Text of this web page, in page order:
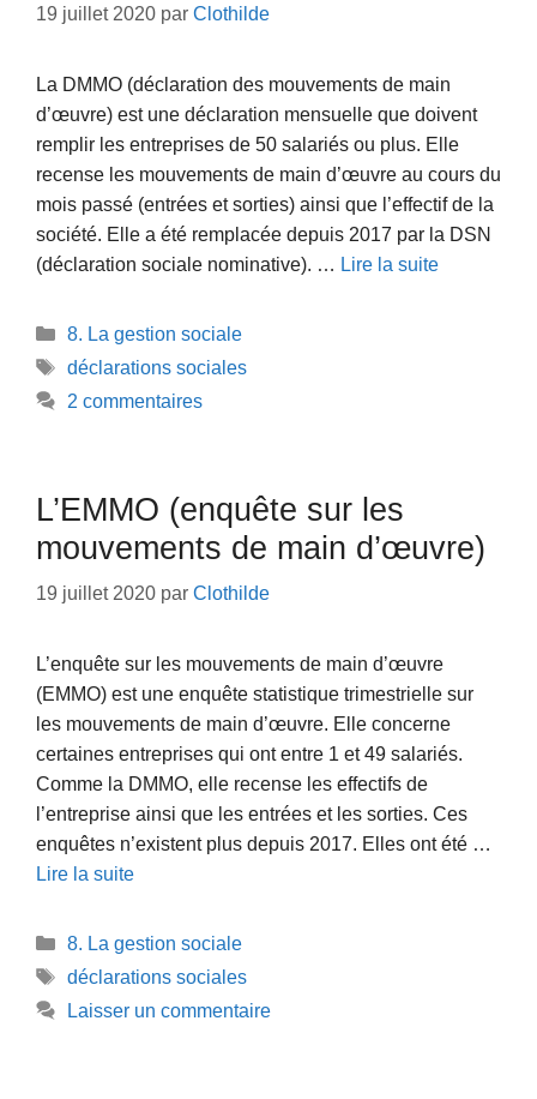
19 juillet 2020 par Clothilde
La DMMO (déclaration des mouvements de main
d’œuvre) est une déclaration mensuelle que doivent
remplir les entreprises de 50 salariés ou plus. Elle
recense les mouvements de main d’œuvre au cours du
mois passé (entrées et sorties) ainsi que l’effectif de la
société. Elle a été remplacée depuis 2017 par la DSN
(déclaration sociale nominative). … Lire la suite
Catégories
8. La gestion sociale
Étiquettes
déclarations sociales
2 commentaires
L’EMMO (enquête sur les
mouvements de main d’œuvre)
19 juillet 2020 par Clothilde
L’enquête sur les mouvements de main d’œuvre
(EMMO) est une enquête statistique trimestrielle sur
les mouvements de main d’œuvre. Elle concerne
certaines entreprises qui ont entre 1 et 49 salariés.
Comme la DMMO, elle recense les effectifs de
l’entreprise ainsi que les entrées et les sorties. Ces
enquêtes n’existent plus depuis 2017. Elles ont été …
Lire la suite
Catégories
8. La gestion sociale
Étiquettes
déclarations sociales
Laisser un commentaire